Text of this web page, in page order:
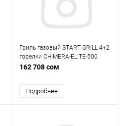
Гриль газовый START GRILL 4+2
горелки CHIMERA-ELITE-500
162 708 сом
Подробнее